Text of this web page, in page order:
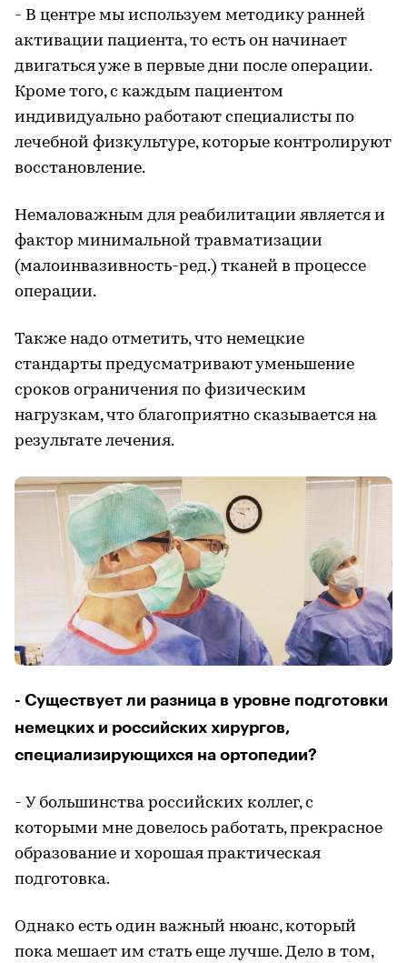
- В центре мы используем методику ранней
активации пациента, то есть он начинает
двигаться уже в первые дни после операции.
Кроме того, с каждым пациентом
индивидуально работают специалисты по
лечебной физкультуре, которые контролируют
восстановление.
Немаловажным для реабилитации является и
фактор минимальной травматизации
(малоинвазивность-ред.) тканей в процессе
операции.
Также надо отметить, что немецкие
стандарты предусматривают уменьшение
сроков ограничения по физическим
нагрузкам, что благоприятно сказывается на
результате лечения.
- Существует ли разница в уровне подготовки
немецких и российских хирургов,
специализирующихся на ортопедии?
- У большинства российских коллег, с
которыми мне довелось работать, прекрасное
образование и хорошая практическая
подготовка.
Однако есть один важный нюанс, который
пока мешает им стать еще лучше. Дело в том,